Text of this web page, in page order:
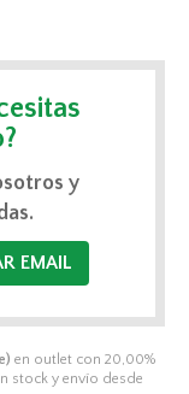
en outlet con 20,00%
stock y envío desde
y
EMAIL